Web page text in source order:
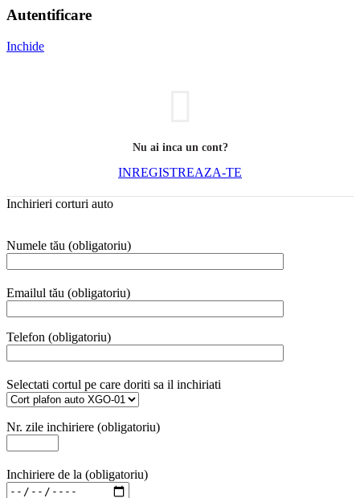
Autentificare
Inchide
Nu ai inca un cont?
INREGISTREAZA-TE
Inchirieri corturi auto
Numele tău (obligatoriu)
Emailul tău (obligatoriu)
Telefon (obligatoriu)
Selectati cortul pe care doriti sa il inchiriati
Nr. zile inchiriere (obligatoriu)
Inchiriere de la (obligatoriu)